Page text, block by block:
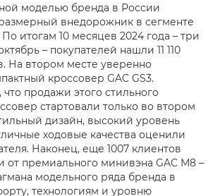
моделью бренда в России
внедорожник в сегменте
По итогам 10 месяцев 2024 года – три
– покупателей нашли 11 110
На втором месте уверенно
кроссовер GAC GS3.
продажи этого стильного
стартовали только во втором
дизайн, высокий уровень
ходовые качества оценили
Наконец, еще 1007 клиентов
от премиального минивэна GAC М8 –
модельного ряда бренда в
технологиям и уровню